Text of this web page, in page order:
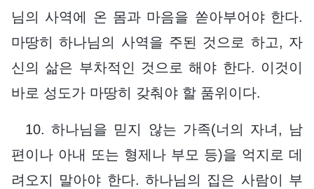
님의 사역에 온 몸과 마음을 쏟아부어야 한다.
마땅히 하나님의 사역을 주된 것으로 하고, 자
신의 삶은 부차적인 것으로 해야 한다. 이것이
바로 성도가 마땅히 갖춰야 할 품위이다.
10. 하나님을 믿지 않는 가족(너의 자녀, 남
편이나 아내 또는 형제나 부모 등)을 억지로 데
려오지 말아야 한다. 하나님의 집은 사람이 부